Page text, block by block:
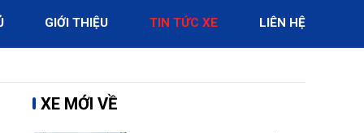
GIỚI THIỆU TIN TỨC XE LIÊN HỆ
XE MỚI VỀ